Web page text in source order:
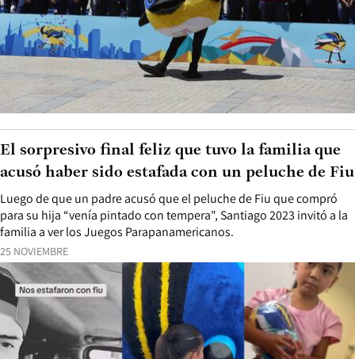
25 NOVIEMBRE
Luego de que un padre acusó que el peluche de Fiu que compró
para su hija “venía pintado con tempera", Santiago 2023 invitó a la
familia a ver los Juegos Parapanamericanos.
El sorpresivo final feliz que tuvo la familia que
acusó haber sido estafada con un peluche de Fiu